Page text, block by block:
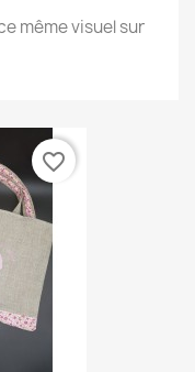
même visuel sur
favorite_border